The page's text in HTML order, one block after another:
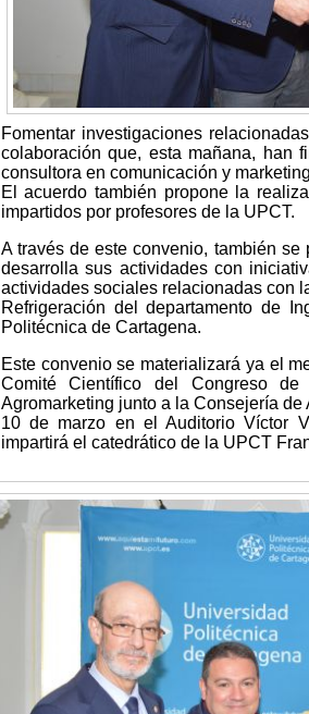
Fomentar investigaciones
colaboración que, esta mañana, han
consultora en comunicación y
El acuerdo también propone la
impartidos por profesores de la UPCT.
A través de este convenio, también
desarrolla sus actividades con
actividades sociales relacionadas con
Refrigeración del departamento de
Politécnica de Cartagena.
Este convenio se materializará ya el
Comité Científico del Congreso
Agromarketing junto a la Consejería
10 de marzo en el Auditorio Víctor
impartirá el catedrático de la UPCT